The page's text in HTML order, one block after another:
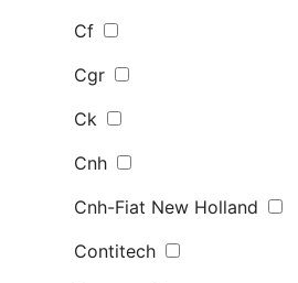
Cf
Cgr
Ck
Cnh
Cnh-Fiat New Holland
Contitech